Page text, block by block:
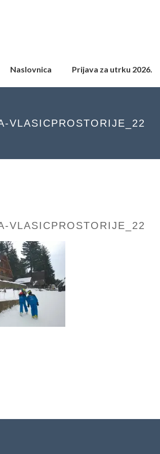
Naslovnica Prijava za utrku 2026.
VLASICPROSTORIJE_22
VLASICPROSTORIJE_22